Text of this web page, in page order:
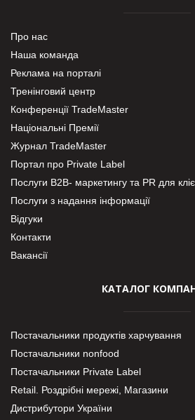
Про нас
Наша команда
Реклама на порталі
Тренінговий центр
Конференції TradeMaster
Національні Премії
Журнал TradeMaster
Портал про Private Label
Послуги В2В- маркетингу та PR для
Послуги з надання інформації
Відгуки
Контакти
Вакансії
КАТАЛОГ
Постачальники продуктів харчування
Постачальники nonfood
Постачальники Private Label
Retail. Роздрібні мережі, Магазини
Дистрибутори України